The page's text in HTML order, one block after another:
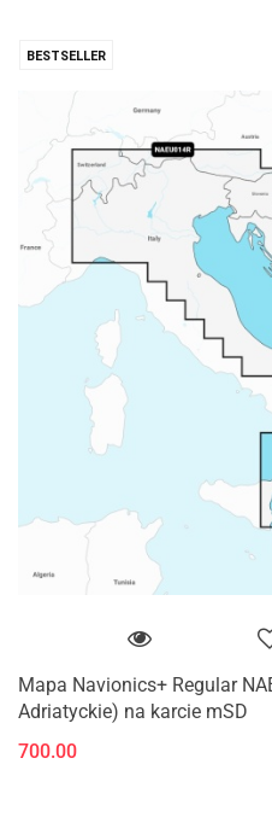
BESTSELLER
Mapa Navionics+ Regular
Adriatyckie) na karcie mSD
700.00